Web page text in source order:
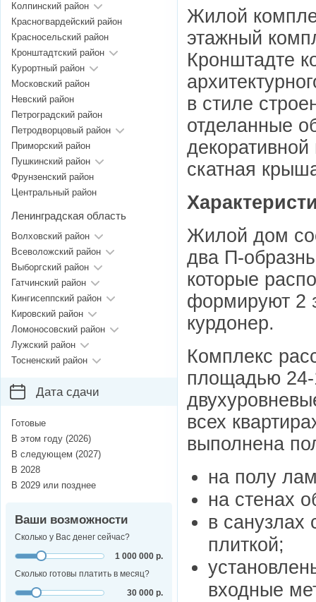
Жилой
этажный
Кронштадте
в стиле
отделанные
скатная
Жилой дом
два П-
которые
формируют 2
курдонер.
Комплекс
площадью 24-
всех
выполнена
на полу
на стенах
в санузлах
плиткой;
входные
Колпинский район
Красногвардейский район
Красносельский район
Кронштадтский район
Курортный район
Московский район
Невский район
Петроградский район
Петродворцовый район
Приморский район
Пушкинский район
Фрунзенский район
Центральный район
Ленинградская область
Волховский район
Всеволожский район
Выборгский район
Гатчинский район
Кингисеппский район
Кировский район
Ломоносовский район
Лужский район
Тосненский район
Дата сдачи
Готовые
В этом году (2026)
В следующем (2027)
В 2028
В 2029 или позднее
Ваши возможности
Сколько у Вас денег сейчас?
1 000 000 р.
Сколько готовы платить в месяц?
30 000 р.